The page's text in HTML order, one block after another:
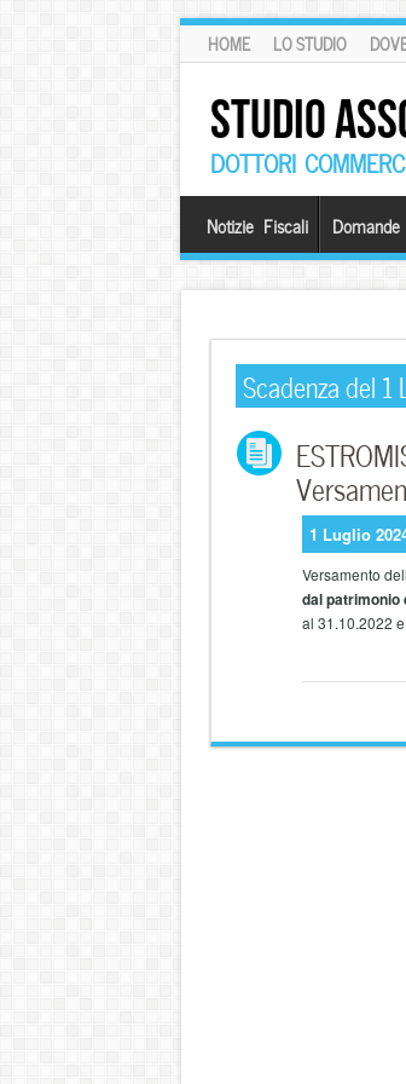
HOME LO STUDIO
STUDIO
DOTTORI
Notizie Fiscali
Scadenza del
1 Luglio
Versamento
dal patrimonio
al 31.10.2022